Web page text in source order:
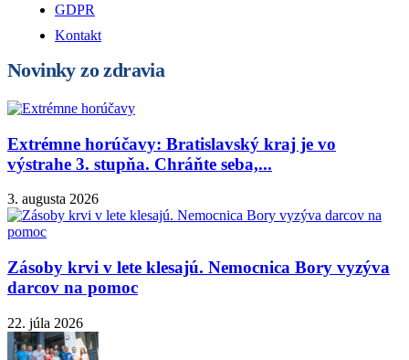
GDPR
Kontakt
Novinky zo zdravia
Extrémne horúčavy: Bratislavský kraj je vo
výstrahe 3. stupňa. Chráňte seba,...
3. augusta 2026
Zásoby krvi v lete klesajú. Nemocnica Bory vyzýva
darcov na pomoc
22. júla 2026